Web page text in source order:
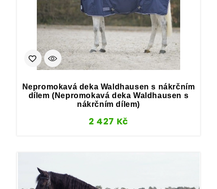
Nepromokavá deka Waldhausen s nákrčním
dílem (Nepromokavá deka Waldhausen s
nákrčním dílem)
2 427 Kč